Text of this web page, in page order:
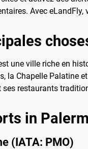
Avec
une ville riche en
la Chapelle Palatine
ses restaurants
in
(IATA: PMO)